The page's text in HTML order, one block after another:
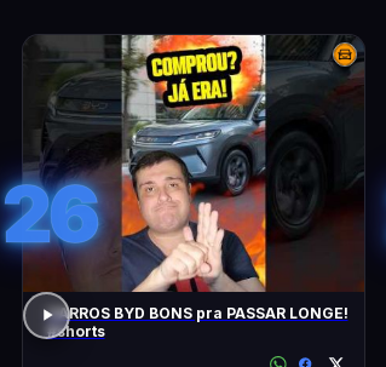
26
CARROS BYD BONS pra PASSAR LONGE!
#shorts